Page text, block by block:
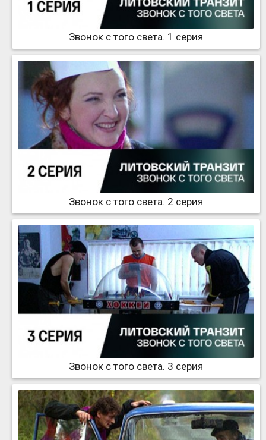
Звонок с того света. 1 серия
Звонок с того света. 2 серия
Звонок с того света. 3 серия